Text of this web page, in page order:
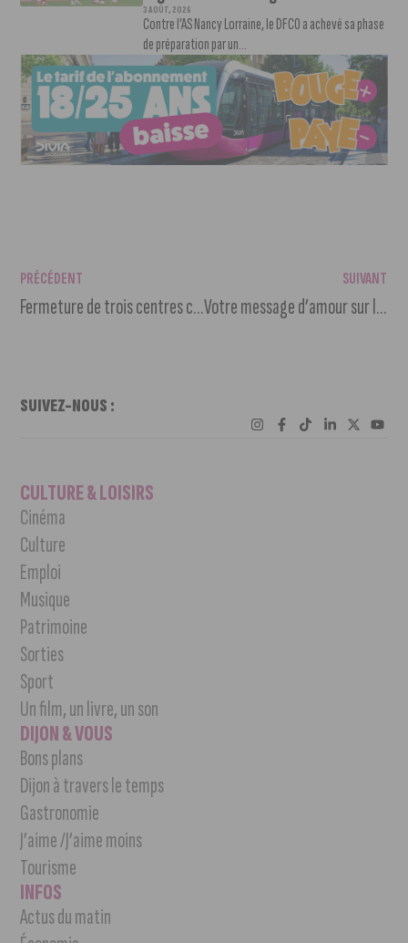
3 AOÛT, 2026
Contre l’AS Nancy Lorraine, le DFCO a achevé sa phase
de préparation par un...
PRÉCÉDENT
Fermeture de trois centres commerciaux de plus de 20 000 m² dans la métropole de Dijon et mise en œuvre des nouvelles jauges de clients dans les autres
SUIVANT
Votre message d’amour sur les réseaux sociaux de J’Aime Dijon
SUIVEZ-NOUS :
CULTURE & LOISIRS
Cinéma
Culture
Emploi
Musique
Patrimoine
Sorties
Sport
Un film, un livre, un son
DIJON & VOUS
Bons plans
Dijon à travers le temps
Gastronomie
J’aime /J’aime moins
Tourisme
INFOS
Actus du matin